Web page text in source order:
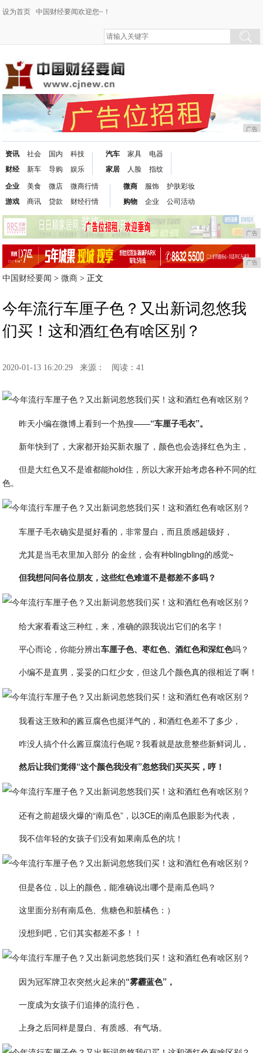
设为首页 中国财经要闻欢迎您~！
广告
资讯
财经
社会
新车
国内
导购
科技
娱乐
汽车
家居
家具
人脸
电器
指纹
企业
游戏
美食
商讯
微店
贷款
微商行情
财经行情
微商
购物
服饰
企业
护肤彩妆
公司活动
广告
广告
中国财经要闻 >微商 > 正文
今年流行车厘子色？又出新词忽悠我
们买！这和酒红色有啥区别？
2020-01-13 16:20:29 来源： 阅读：41
昨天小编在微博上看到一个热搜——“车厘子毛衣”。
新年快到了，大家都开始买新衣服了，颜色也会选择红色为主，
但是大红色又不是谁都能hold住，所以大家开始考虑各种不同的红
色。
车厘子毛衣确实是挺好看的，非常显白，而且质感超级好，
尤其是当毛衣里加入部分 的金丝，会有种blingbling的感觉~
但我想问问各位朋友，这些红色难道不是都差不多吗？
给大家看看这三种红，来，准确的跟我说出它们的名字！
平心而论，你能分辨出车厘子色、枣红色、酒红色和深红色吗？
小编不是直男，妥妥的口红少女，但这几个颜色真的很相近了啊！
我看这王致和的酱豆腐色也挺洋气的，和酒红色差不了多少，
咋没人搞个什么酱豆腐流行色呢？我看就是故意整些新鲜词儿，
然后让我们觉得“这个颜色我没有”忽悠我们买买买，哼！
还有之前超级火爆的“南瓜色”，以3CE的南瓜色眼影为代表，
我不信年轻的女孩子们没有如果南瓜色的坑！
但是各位，以上的颜色，能准确说出哪个是南瓜色吗？
这里面分别有南瓜色、焦糖色和脏橘色：）
没想到吧，它们其实都差不多！！
因为冠军牌卫衣突然火起来的“雾霾蓝色”，
一度成为女孩子们追捧的流行色，
上身之后同样是显白、有质感、有气场。